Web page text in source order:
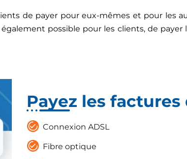
de payer pour eux-mêmes et pour les
possible pour les clients, de payer
Payez les factures
Connexion ADSL
Fibre optique